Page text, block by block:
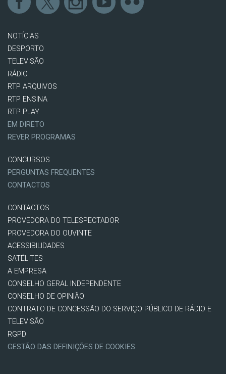
NOTÍCIAS
DESPORTO
TELEVISÃO
RÁDIO
RTP ARQUIVOS
RTP ENSINA
RTP PLAY
EM DIRETO
REVER PROGRAMAS
CONCURSOS
PERGUNTAS FREQUENTES
CONTACTOS
CONTACTOS
PROVEDORA DO TELESPECTADOR
PROVEDORA DO OUVINTE
ACESSIBILIDADES
SATÉLITES
A EMPRESA
CONSELHO GERAL INDEPENDENTE
CONSELHO DE OPINIÃO
CONTRATO DE CONCESSÃO DO SERVIÇO PÚBLICO DE RÁDIO E
TELEVISÃO
RGPD
GESTÃO DAS DEFINIÇÕES DE COOKIES